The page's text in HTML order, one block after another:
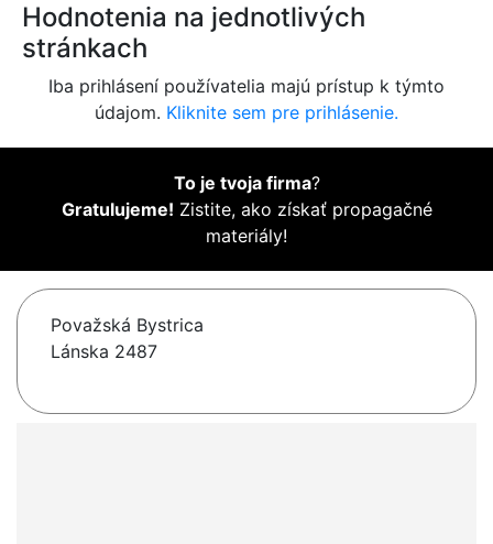
Hodnotenia na jednotlivých
stránkach
Iba prihlásení používatelia majú prístup k týmto
údajom. Kliknite sem pre prihlásenie.
To je tvoja firma?
Gratulujeme! Zistite, ako získať propagačné
materiály!
Považská Bystrica
Lánska 2487